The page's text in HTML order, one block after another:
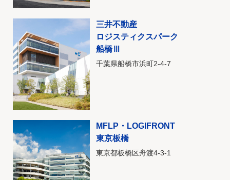
三井不動産
ロジスティクスパーク
船橋Ⅲ
千葉県船橋市浜町2-4-7
MFLP・LOGIFRONT
東京板橋
東京都板橋区舟渡4-3-1